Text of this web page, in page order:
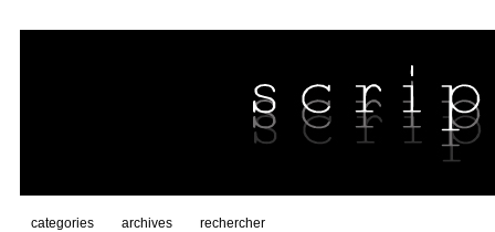
categories archives rechercher